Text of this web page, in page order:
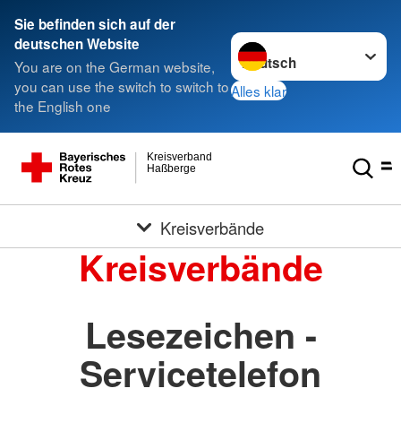
Sie befinden sich auf der
deutschen Website
You are on the German website,
you can use the switch to switch to
the English one
Sprache wechseln zu
Alles klar
Haßberge
Kreisverband
Kreisverbände
Kreisverbände
Lesezeichen -
Servicetelefon